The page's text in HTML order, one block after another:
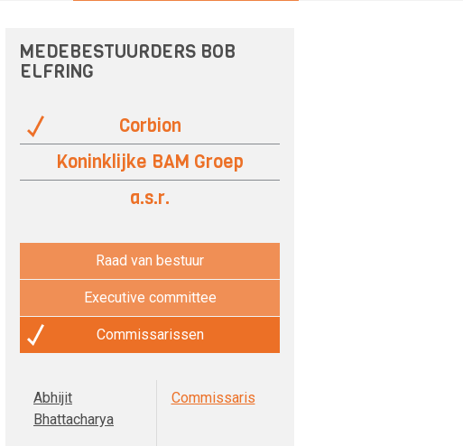
MEDEBESTUURDERS BOB
ELFRING
Corbion
Koninklijke BAM Groep
a.s.r.
Raad van bestuur
Executive committee
Commissarissen
Abhijit
Bhattacharya
Commissaris